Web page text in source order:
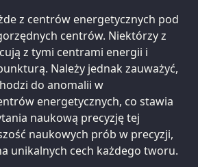
z centrów energetycznych pod
centrów. Niektórzy z
z tymi centrami energii i
Należy jednak zauważyć,
do anomalii w
energetycznych, co stawia
naukową precyzję tej
naukowych prób w precyzji,
unikalnych cech każdego tworu.